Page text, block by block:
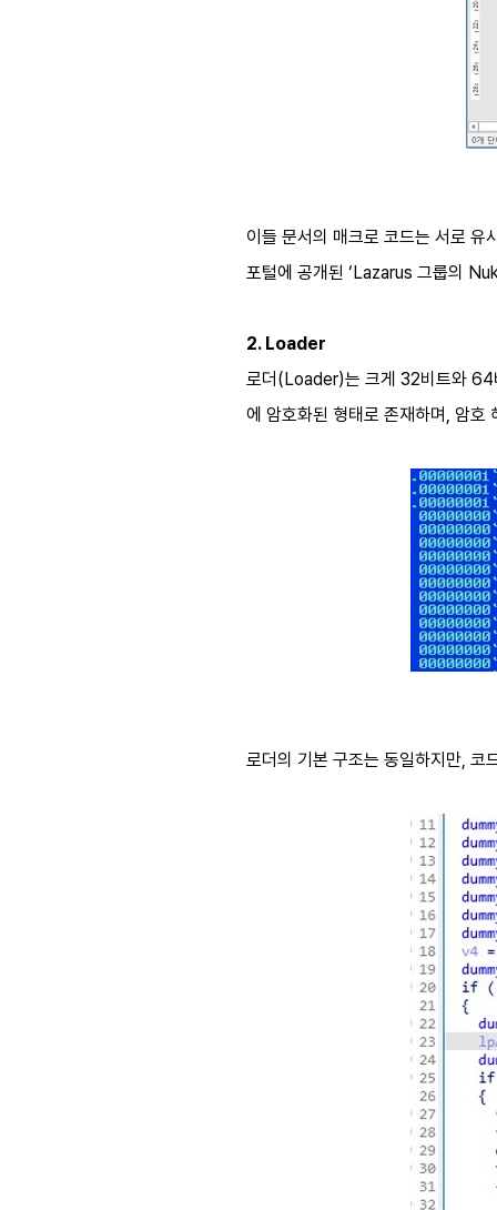
이들 문서의 매크로 코드는 서로
포털에 공개된 ‘Lazarus 그룹의
2. Loader
로더(Loader)는 크게 32비트와 64
에 암호화된 형태로 존재하며, 암호
로더의 기본 구조는 동일하지만, 코